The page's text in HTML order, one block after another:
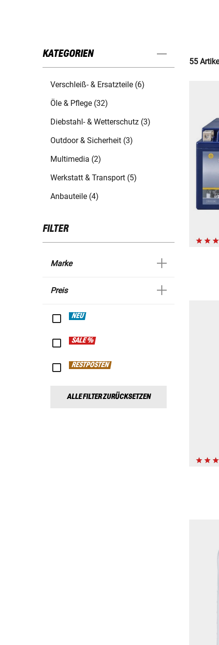
KATEGORIEN
Verschleiß- & Ersatzteile (6)
Öle & Pflege (32)
Diebstahl- & Wetterschutz (3)
Outdoor & Sicherheit (3)
Multimedia (2)
Werkstatt & Transport (5)
Anbauteile (4)
FILTER
Marke
Preis
NEU
SALE %
RESTPOSTEN
ALLE FILTER ZURÜCKSETZEN
55